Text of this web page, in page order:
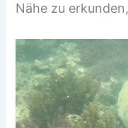
Nähe zu